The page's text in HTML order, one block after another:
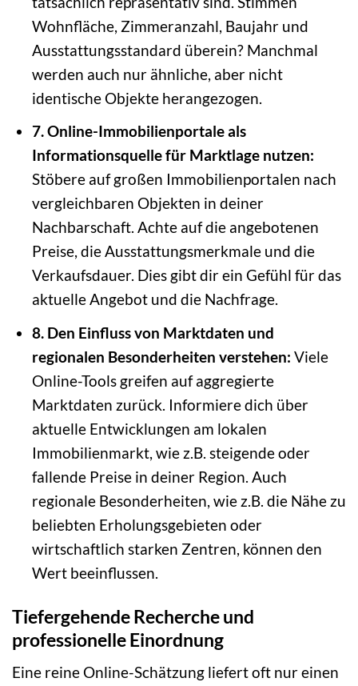
Wohnfläche, Zimmeranzahl, Baujahr und
Ausstattungsstandard überein? Manchmal
werden auch nur ähnliche, aber nicht
identische Objekte herangezogen.
7. Online-Immobilienportale als
Informationsquelle für Marktlage nutzen:
Stöbere auf großen Immobilienportalen nach
vergleichbaren Objekten in deiner
Nachbarschaft. Achte auf die angebotenen
Preise, die Ausstattungsmerkmale und die
Verkaufsdauer. Dies gibt dir ein Gefühl für das
aktuelle Angebot und die Nachfrage.
8. Den Einfluss von Marktdaten und
regionalen Besonderheiten verstehen: Viele
Online-Tools greifen auf aggregierte
Marktdaten zurück. Informiere dich über
aktuelle Entwicklungen am lokalen
Immobilienmarkt, wie z.B. steigende oder
fallende Preise in deiner Region. Auch
regionale Besonderheiten, wie z.B. die Nähe zu
beliebten Erholungsgebieten oder
wirtschaftlich starken Zentren, können den
Wert beeinflussen.
Tiefergehende Recherche und
professionelle Einordnung
Eine reine Online-Schätzung liefert oft nur einen